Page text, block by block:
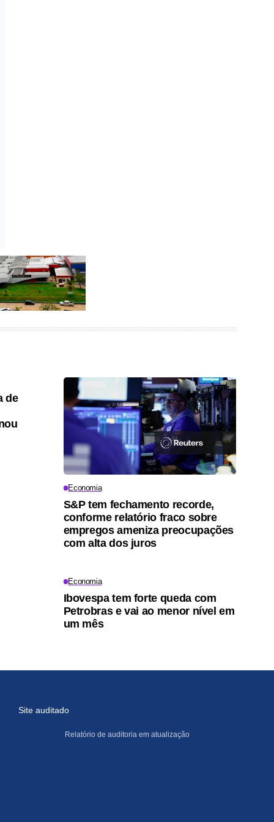
de
Economia
S&P tem fechamento recorde,
conforme relatório fraco sobre
empregos ameniza preocupações
com alta dos juros
Economia
Ibovespa tem forte queda com
Petrobras e vai ao menor nível em
um mês
Site auditado
Relatório de auditoria em atualização